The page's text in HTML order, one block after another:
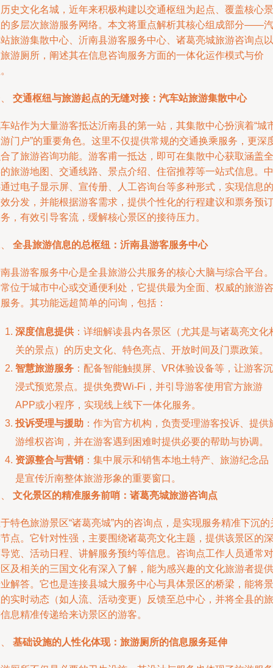
史文化名城，近年来积极构建以交通枢纽为起点、覆盖核心景
多层次旅游服务网络。本文将重点解析其核心组成部分——汽
旅游集散中心、沂南县游客服务中心、诸葛亮城旅游咨询点以
游厕所，阐述其在信息咨询服务方面的一体化运作模式与价
交通枢纽与旅游起点的无缝对接：汽车站旅游集散中心
站作为大量游客抵达沂南县的第一站，其集散中心扮演着“城
门户”的重要角色。这里不仅提供常规的交通换乘服务，更深
了旅游咨询功能。游客甫一抵达，即可在集散中心获取涵盖全
旅游地图、交通线路、景点介绍、住宿推荐等一站式信息。中
过电子显示屏、宣传册、人工咨询台等多种形式，实现信息的
分发，并能根据游客需求，提供个性化的行程建议和票务预订
，有效引导客流，缓解核心景区的接待压力。
全县旅游信息的总枢纽：沂南县游客服务中心
县游客服务中心是全县旅游公共服务的核心大脑与综合平台。
位于城市中心或交通便利处，它提供最为全面、权威的旅游咨
务。其功能远超简单的问询，包括：
深度信息提供 ：详细解读县内各景区（尤其是与诸葛亮文化
关的景点）的历史文化、特色亮点、开放时间及门票政策。
智慧旅游服务 ：配备智能触摸屏、VR体验设备等，让游客沉
浸式预览景点。提供免费Wi-Fi，并引导游客使用官方旅游
APP或小程序，实现线上线下一体化服务。
投诉受理与援助 ：作为官方机构，负责受理游客投诉、提供
游维权咨询，并在游客遇到困难时提供必要的帮助与协调。
资源整合与营销 ：集中展示和销售本地土特产、旅游纪念品
是宣传沂南整体旅游形象的重要窗口。
文化景区的精准服务前哨：诸葛亮城旅游咨询点
特色旅游景区“诸葛亮城”内的咨询点，是实现服务精准下沉的
点。它针对性强，主要围绕诸葛亮文化主题，提供该景区的深
览、活动日程、讲解服务预约等信息。咨询点工作人员通常对
及相关的三国文化有深入了解，能为感兴趣的文化旅游者提供
解答。它也是连接县城大服务中心与具体景区的桥梁，能将景
实时动态（如人流、活动变更）反馈至总中心，并将全县的旅
息精准传递给来访景区的游客。
基础设施的人性化体现：旅游厕所的信息服务延伸